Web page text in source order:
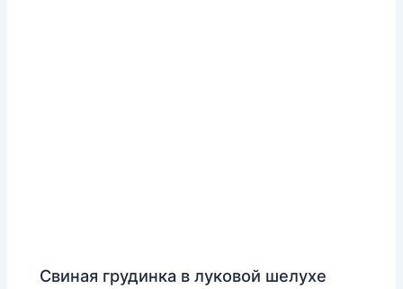
Свиная грудинка в луковой шелухе